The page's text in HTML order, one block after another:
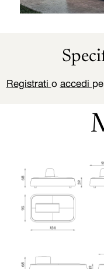
Registrati o accedi